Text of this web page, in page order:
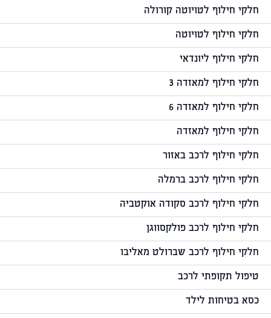
חלקי חילוף לטויוטה קורולה
חלקי חילוף לטויוטה
חלקי חילוף ליונדאי
חלקי חילוף למאזדה 3
חלקי חילוף למאזדה 6
חלקי חילוף למאזדה
חלקי חילוף לרכב באזור
חלקי חילוף לרכב ברמלה
חלקי חילוף לרכב סקודה אוקטביה
חלקי חילוף לרכב פולקסווגן
חלקי חילוף לרכב שברולט מאליבו
טיפול תקופתי לרכב
כסא בטיחות לילד